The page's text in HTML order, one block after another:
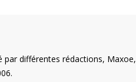
par différentes rédactions, Maxoe,